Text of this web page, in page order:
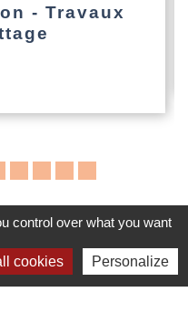
- Travaux
les-Églises
control over what you want
cookies Personalize